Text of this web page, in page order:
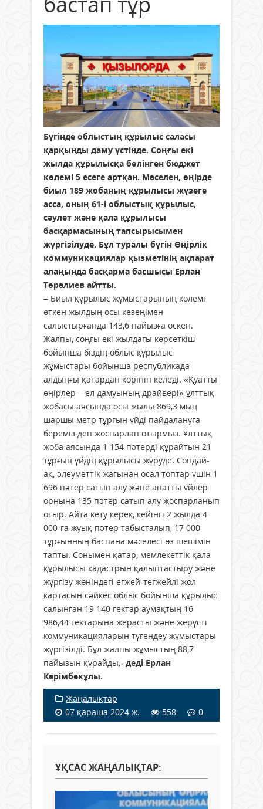
Бүгінде облыстың құрылыс саласы
қарқынды даму үстінде. Соңғы екі
жылда құрылысқа бөлінген бюджет
көлемі 5 есеге артқан. Мәселен, өңірде
биыл 189 жобаның құрылысы жүзеге
асса, оның 61-і облыстық құрылыс,
сәулет және қала құрылысы
басқармасының тапсырысымен
жүргізілуде. Бұл туралы бүгін Өңірлік
коммуникациялар қызметінің ақпарат
алаңында басқарма басшысы Ерлан
Төрәлиев айтты.
– Биыл құрылыс жұмыстарының көлемі
өткен жылдың осы кезеңімен
салыстырғанда 143,6 пайызға өскен.
Жалпы, соңғы екі жылдағы көрсеткіш
бойынша біздің облыс құрылыс
жұмыстары бойынша республикада
алдыңғы қатардан көрініп келеді. «Қуатты
өңірлер – ел дамуының драйвері» ұлттық
жобасы аясында осы жылы 869,3 мың
шаршы метр тұрғын үйді пайдалануға
береміз деп жоспарлап отырмыз. Ұлттық
жоба аясында 1 154 пәтерді құрайтын 21
тұрғын үйдің құрылысы жүруде. Сондай-
ақ, әлеуметтік жағынан осал топтар үшін 1
696 пәтер сатып алу және апатты үйлер
орнына 135 пәтер сатып алу жоспарланып
отыр. Айта кету керек, кейінгі 2 жылда 4
000-ға жуық пәтер табысталып, 17 000
тұрғынның баспана мәселесі өз шешімін
тапты. Сонымен қатар, мемлекеттік қала
құрылысы кадастрын қалыптастыру және
жүргізу жөніндегі егжей-тегжейлі жол
картасын сәйкес облыс бойынша құрылыс
салынған 19 140 гектар аумақтың 16
986,44 гектарына жерасты және жерүсті
коммуникацияларын түгендеу жұмыстары
жүргізілді. Бұл жалпы жұмыстың 88,7
пайызын құрайды,- деді Ерлан
Кәрімбекұлы.
Жаңалықтар
07 қараша 2024 ж.
558 0
ҰҚСАС ЖАҢАЛЫҚТАР: